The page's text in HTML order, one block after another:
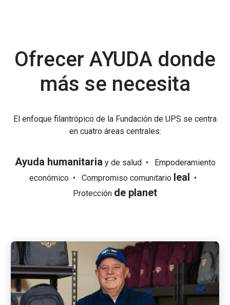
Ofrecer AYUDA donde
más se necesita
El enfoque filantrópico de la Fundación de UPS se centra
en cuatro áreas centrales:
Ayuda humanitaria y de salud •
Empoderamiento
económico • Compromiso comunitario leal
•
Protección de planet